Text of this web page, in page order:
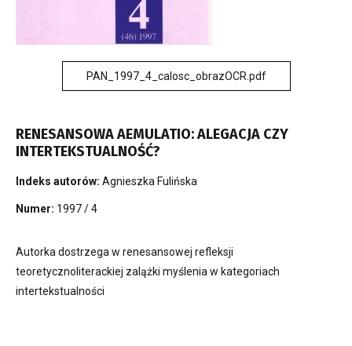
PAN_1997_4_calosc_obrazOCR.pdf
RENESANSOWA AEMULATIO: ALEGACJA CZY
INTERTEKSTUALNOŚĆ?
Indeks autorów: Agnieszka Fulińska
Numer: 1997 / 4
Autorka dostrzega w renesansowej refleksji
teoretycznoliterackiej zalążki myślenia w kategoriach
intertekstualności